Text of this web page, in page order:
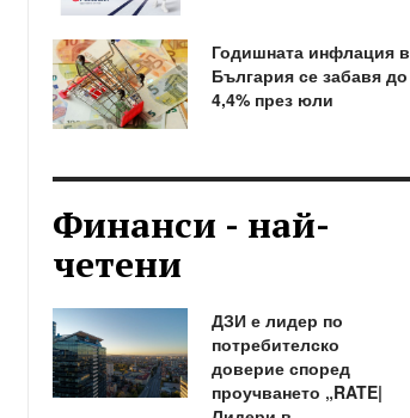
Годишната инфлация в
България се забавя до
4,4% през юли
Финанси - най-
четени
ДЗИ е лидер по
потребителско
доверие според
проучването „RATE|